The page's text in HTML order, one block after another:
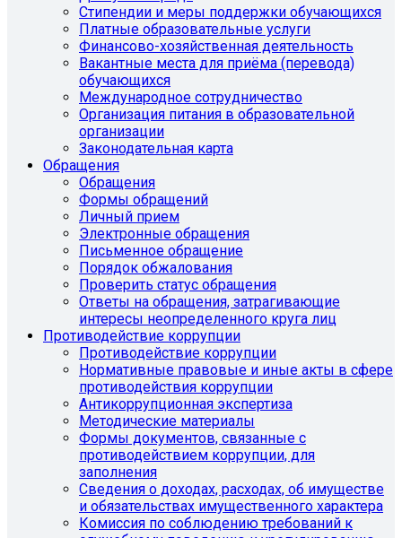
Стипендии и меры поддержки обучающихся
Платные образовательные услуги
Финансово-хозяйственная деятельность
Вакантные места для приёма (перевода)
обучающихся
Международное сотрудничество
Организация питания в образовательной
организации
Законодательная карта
Обращения
Обращения
Формы обращений
Личный прием
Электронные обращения
Письменное обращение
Порядок обжалования
Проверить статус обращения
Ответы на обращения, затрагивающие
интересы неопределенного круга лиц
Противодействие коррупции
Противодействие коррупции
Нормативные правовые и иные акты в сфере
противодействия коррупции
Антикоррупционная экспертиза
Методические материалы
Формы документов, связанные с
противодействием коррупции, для
заполнения
Сведения о доходах, расходах, об имуществе
и обязательствах имущественного характера
Комиссия по соблюдению требований к